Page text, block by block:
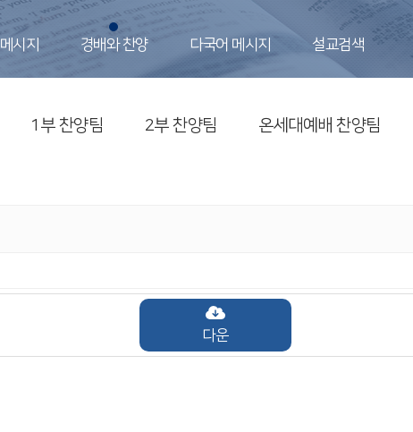
시지 경배와 찬양 다국어 메시지 설교검색
1부 찬양팀 2부 찬양팀 온세대예배 찬양팀
다운